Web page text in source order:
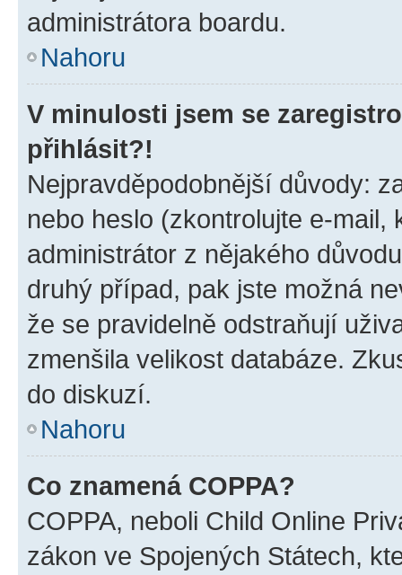
administrátora boardu.
Nahoru
V minulosti jsem se
přihlásit?!
Nejpravděpodobnější důvody:
nebo heslo (zkontrolujte e-
administrátor z nějakého
druhý případ, pak jste možná
že se pravidelně odstraňují
zmenšila velikost databáze.
do diskuzí.
Nahoru
Co znamená COPPA?
COPPA, neboli Child Online
zákon ve Spojených Státech,